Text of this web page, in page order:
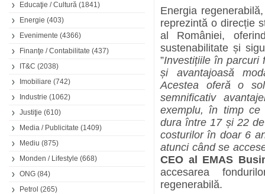
Educaţie / Cultură (1841)
Energie (403)
Evenimente (4366)
Finanţe / Contabilitate (437)
IT&C (2038)
Imobiliare (742)
Industrie (1062)
Justiţie (610)
Media / Publicitate (1409)
Mediu (875)
Monden / Lifestyle (668)
ONG (84)
Petrol (265)
Energia
reprezintă o direcție
al României,
sustenabilitate și
”Investițiile în parcuri
și avantajoasă
Acestea oferă o
semnificativ
exemplu, în timp ce
dura între 17 și 22
costurilor în doar 6
atunci când se
CEO al
EMAS
accesarea
regenerabilă.